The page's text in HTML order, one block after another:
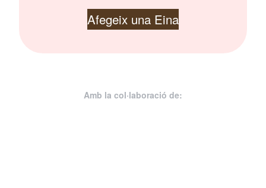
Afegeix una Eina
Amb la col·laboració de: